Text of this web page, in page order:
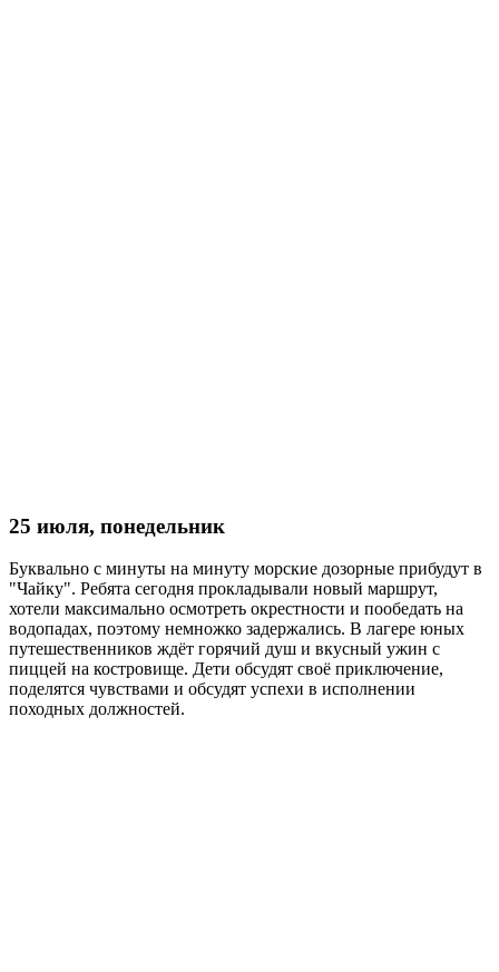
25 июля, понедельник
Буквально с минуты на минуту морские дозорные прибудут в
"Чайку". Ребята сегодня прокладывали новый маршрут,
хотели максимально осмотреть окрестности и пообедать на
водопадах, поэтому немножко задержались. В лагере юных
путешественников ждёт горячий душ и вкусный ужин с
пиццей на костровище. Дети обсудят своё приключение,
поделятся чувствами и обсудят успехи в исполнении
походных должностей.